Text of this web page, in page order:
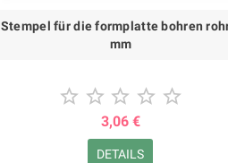
Stempel für die formplatte bohren
mm
    
3,06 €
DETAILS